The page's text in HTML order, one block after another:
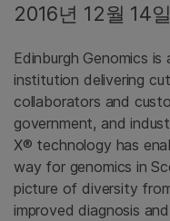
2016년 12월 14일
Edinburgh Genomics
institution delivering
collaborators and
government, and
X® technology has
way for genomics in
picture of diversity
improved diagnosis